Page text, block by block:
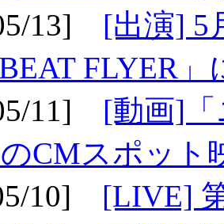
13] [出演] 5
FLYER
11] [動画]
CMスポット
10] [LIVE]